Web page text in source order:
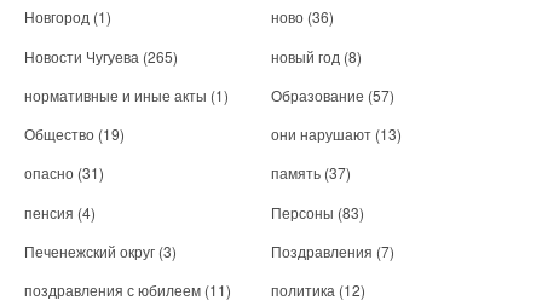
Новгород (1) ново (36)
Новости Чугуева (265) новый год (8)
нормативные и иные акты (1) Образование (57)
Общество (19) они нарушают (13)
опасно (31) память (37)
пенсия (4) Персоны (83)
Печенежский округ (3) Поздравления (7)
поздравления с юбилеем (11) политика (12)